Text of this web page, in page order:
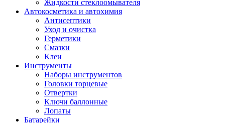
Жидкости стеклоомывателя
Автокосметика и автохимия
Антисептики
Уход и очистка
Герметики
Смазки
Клеи
Инструменты
Наборы инструментов
Головки торцевые
Отвертки
Ключи баллонные
Лопаты
Батарейки